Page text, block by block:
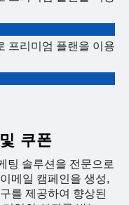
프리미엄 플랜을 이용
쿠폰
팅 솔루션을 전문으로
메일 캠페인을 생성,
를 제공하여 향상된